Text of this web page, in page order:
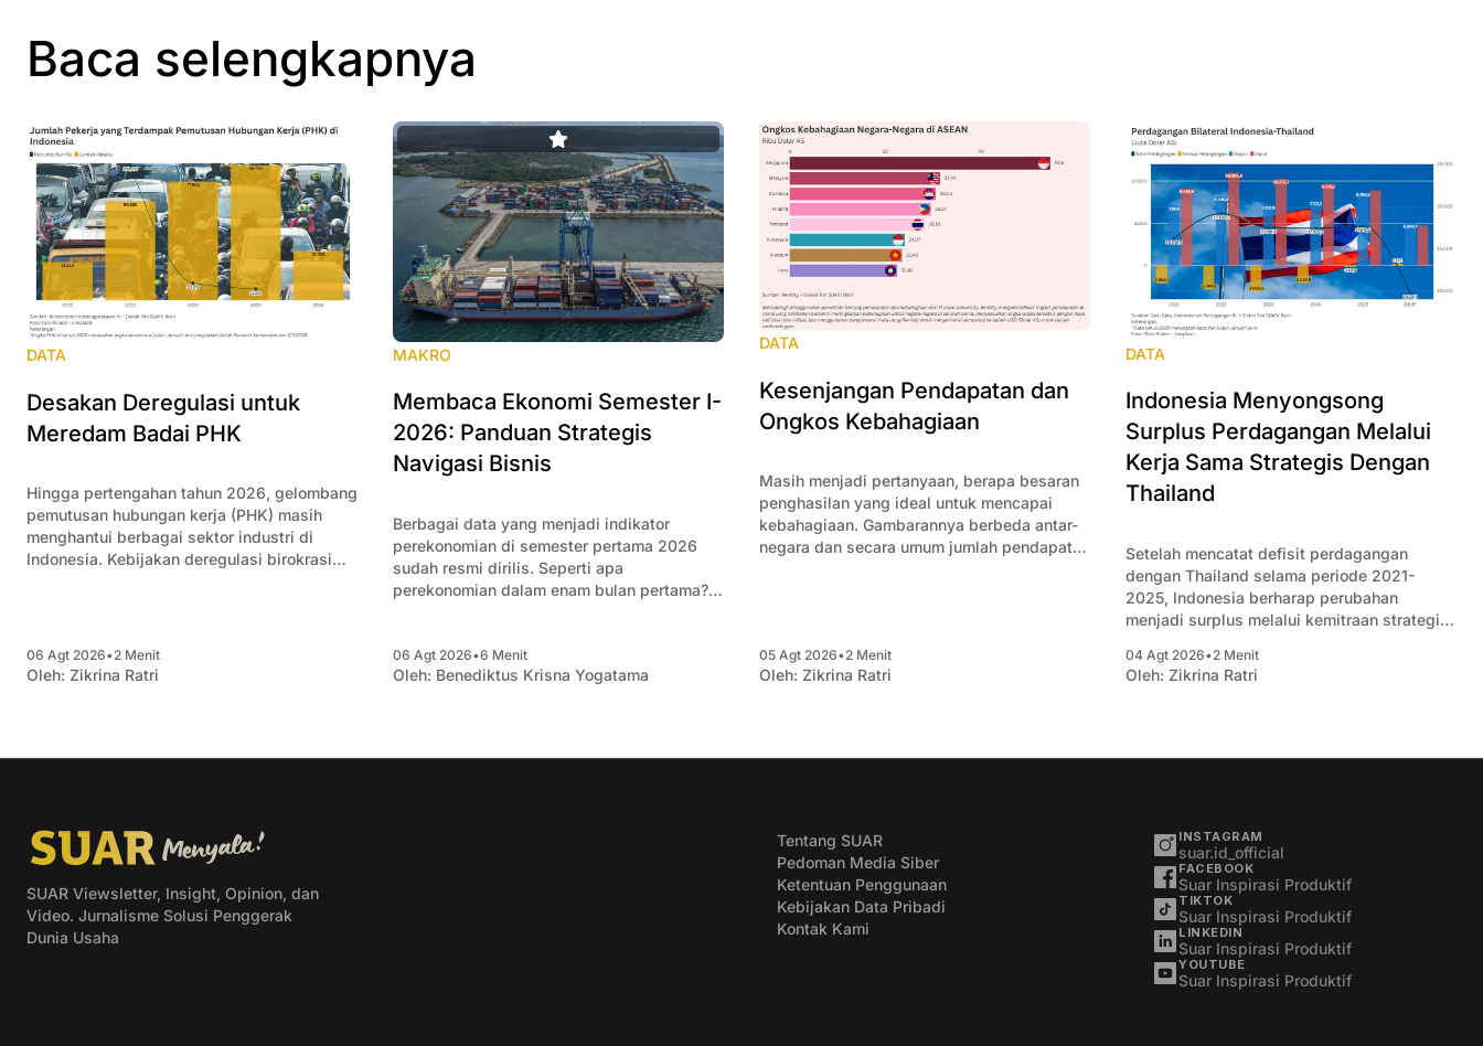
Baca selengkapnya
DATA
Desakan Deregulasi untuk
Meredam Badai PHK
Hingga pertengahan tahun 2026, gelombang
pemutusan hubungan kerja (PHK) masih
menghantui berbagai sektor industri di
Indonesia. Kebijakan deregulasi birokrasi
06 Agt 2026•2 Menit
Oleh: Zikrina Ratri
MAKRO
Membaca Ekonomi Semester I-
2026: Panduan Strategis
Navigasi Bisnis
Berbagai data yang menjadi indikator
perekonomian di semester pertama 2026
sudah resmi dirilis. Seperti apa
perekonomian dalam enam bulan pertama?
bagi pengusaha.
06 Agt 2026•6 Menit
Oleh: Benediktus Krisna Yogatama
DATA
Kesenjangan Pendapatan dan
Ongkos Kebahagiaan
Masih menjadi pertanyaan, berapa besaran
penghasilan yang ideal untuk mencapai
kebahagiaan. Gambarannya berbeda antar-
negara dan secara umum jumlah pendapatan
05 Agt 2026•2 Menit
Oleh: Zikrina Ratri
DATA
Indonesia Menyongsong
Surplus Perdagangan Melalui
Kerja Sama Strategis Dengan
Thailand
Setelah mencatat defisit perdagangan
dengan Thailand selama periode 2021-
2025, Indonesia berharap perubahan
menjadi surplus melalui kemitraan strategis
04 Agt 2026•2 Menit
Oleh: Zikrina Ratri
SUAR Viewsletter, Insight, Opinion, dan
Video. Jurnalisme Solusi Penggerak
Dunia Usaha
Tentang SUAR
Pedoman Media Siber
Ketentuan Penggunaan
Kebijakan Data Pribadi
Kontak Kami
INSTAGRAM
suar.id_official
FACEBOOK
Suar Inspirasi Produktif
TIKTOK
Suar Inspirasi Produktif
LINKEDIN
Suar Inspirasi Produktif
YOUTUBE
Suar Inspirasi Produktif